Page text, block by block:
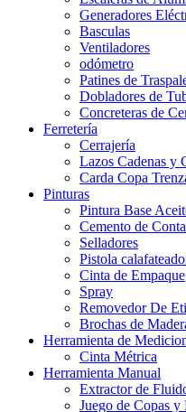
Generadores
Basculas
Ventiladores
odómetro
Patines de
Dobladores de
Concreteras de
Ferretería
Cerrajería
Lazos Cadenas y
Carda Copa
Pinturas
Pintura Base
Cemento de
Selladores
Pistola
Cinta de Empaque
Spray
Removedor De
Brochas de
Herramienta de
Cinta Métrica
Herramienta Manual
Extractor de
Juego de Copas y